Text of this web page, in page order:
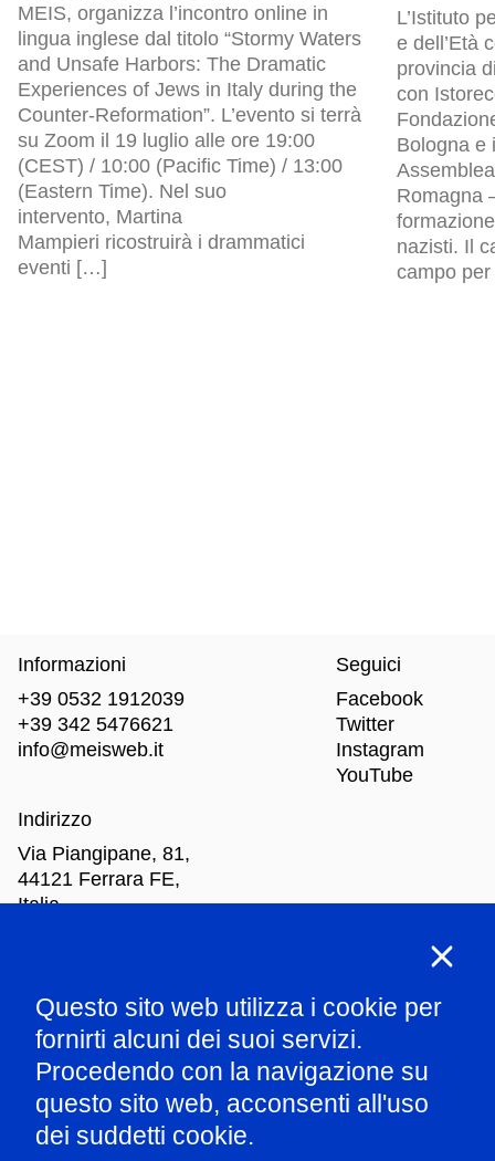
MEIS, organizza l’incontro online in
lingua inglese dal titolo “Stormy Waters
and Unsafe Harbors: The Dramatic
Experiences of Jews in Italy during the
Counter-Reformation”. L’evento si terrà
su Zoom il 19 luglio alle ore 19:00
(CEST) / 10:00 (Pacific Time) / 13:00
(Eastern Time). Nel suo
intervento, Martina
Mampieri ricostruirà i drammatici
eventi […]
L’Istituto
e dell’Età
provincia
con
Bologna e
Romagna
nazisti. Il
campo
Questo sito web utilizza i cookie per
fornirti alcuni dei suoi servizi.
Procedendo con la navigazione su
questo sito web, acconsenti all'uso
dei suddetti cookie.
Informazioni
+39 0532 1912039
+39 342 5476621
info@meisweb.it
Indirizzo
Via Piangipane, 81,
44121 Ferrara FE,
Italia
Seguici
Facebook
Twitter
Instagram
YouTube
Mar-Dom: dalle 10.00 alle 18.00
Parla con il nostro staff
Amministrazione trasparente